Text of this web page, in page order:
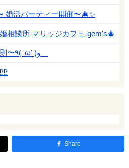
婚活パーティー開催〜🎄✨
相談所 マリッジカフェ gem's🎄
Share